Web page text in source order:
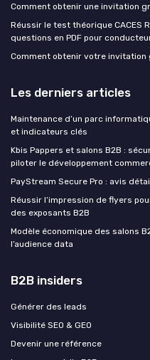
Comment obtenir une invitation
Réussir le test théorique CACES
questions en PDF pour
Comment obtenir votre invitation
Les derniers articles
Maintenance d’un parc
et indicateurs clés
Kbis Pappers et salons B2B :
piloter le développement
PayStream Secure Pro : avis
Réussir l’impression de flyers
des exposants B2B
Modèle économique des salons
l’audience data
B2B insiders
Générer des leads
Visibilité SEO & GEO
Devenir une référence